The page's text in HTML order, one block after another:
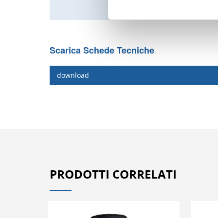
Scarica Schede Tecniche
download
PRODOTTI CORRELATI